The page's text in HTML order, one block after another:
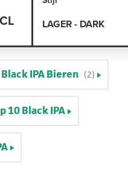
LAGER - DARK
Black IPA Bieren (2)
10 Black IPA